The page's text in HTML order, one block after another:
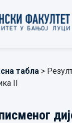
табла >
II